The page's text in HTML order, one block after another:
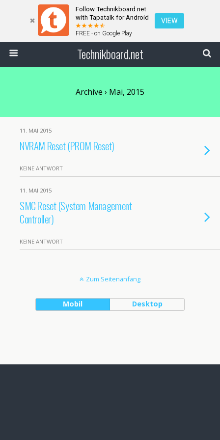
Follow Technikboard.net
with Tapatalk for Android
FREE - on Google Play
VIEW
Technikboard.net
Archive › Mai, 2015
11. MAI 2015
NVRAM Reset (PROM Reset)
KEINE ANTWORT
11. MAI 2015
SMC Reset (System Management
Controller)
KEINE ANTWORT
Zum Seitenanfang
Mobil Desktop